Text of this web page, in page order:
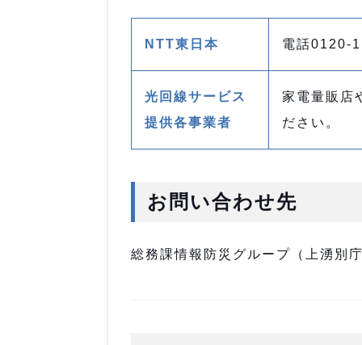
NTT東日本 電話0120-
光回線サービス
提供各事業者
家電量販店
ださい。
お問い合わせ先
総務課情報防災グループ（上湧別